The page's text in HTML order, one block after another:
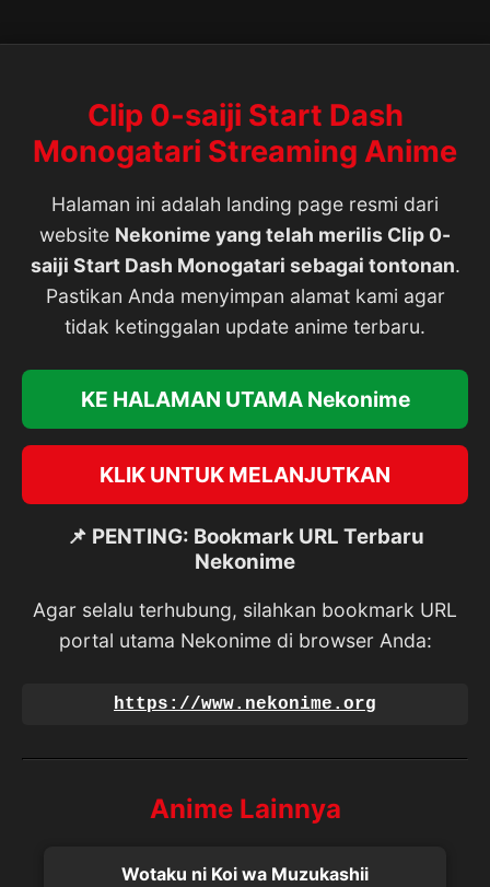
Clip 0-saiji Start Dash
Monogatari Streaming Anime
Halaman ini adalah landing page resmi dari
website Nekonime yang telah merilis Clip 0-
saiji Start Dash Monogatari sebagai tontonan.
Pastikan Anda menyimpan alamat kami agar
tidak ketinggalan update anime terbaru.
KE HALAMAN UTAMA Nekonime
KLIK UNTUK MELANJUTKAN
📌 PENTING: Bookmark URL Terbaru
Nekonime
Agar selalu terhubung, silahkan bookmark URL
portal utama Nekonime di browser Anda:
https://www.nekonime.org
Anime Lainnya
Wotaku ni Koi wa Muzukashii